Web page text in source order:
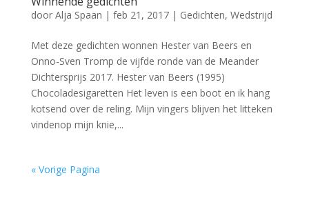
door Alja Spaan | feb 21, 2017| Gedichten, Wedstrijd
Met deze gedichten wonnen Hester van Beers en
Onno-Sven Tromp de vijfde ronde van de Meander
Dichtersprijs 2017. Hester van Beers (1995)
Chocoladesigaretten Het leven is een boot en ik hang
kotsend over de reling. Mijn vingers blijven het litteken
vindenop mijn knie,...
« Vorige Pagina